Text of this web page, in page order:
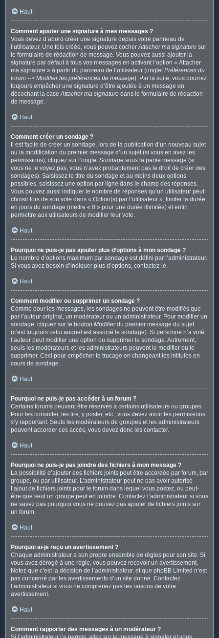
Haut
Comment ajouter une signature à mes messages ?
Vous devez d’abord créer une signature depuis votre panneau de
l’utilisateur. Une fois créée, vous pouvez cocherAttacher ma signature sur
le formulaire de rédaction de message. Vous pouvez aussi ajouter la
signature par défaut à tous vos messages en activant l’option « Attacher
ma signature » à partir du panneau de l’utilisateur (ongletPréférences du
forum --> Modifier les préférences de message). Par la suite, vous pourrez
toujours empêcher une signature d’être ajoutée à un message en
décochant la caseAttacher ma signature dans le formulaire de rédaction
de message.
Haut
Comment créer un sondage ?
Il est facile de créer un sondage, lors de la publication d’un nouveau sujet
ou la modification du premier message d’un sujet (si vous en avez les
permissions), cliquez sur l’ongletSondage sous la partie message (si
vous ne le voyez pas, vous n’avez probablement pas le droit de créer des
sondages). Saisissez le titre du sondage et au moins deux options
possibles, saisissez une option par ligne dans le champ des réponses.
Vous pouvez aussi indiquer le nombre de réponses qu’un utilisateur peut
choisir lors de son vote dans « Option(s) par l’utilisateur », limiter la durée
en jours du sondage (mettre « 0 » pour une durée illimitée) et enfin
permettre aux utilisateurs de modifier leur vote.
Haut
Pourquoi ne puis-je pas ajouter plus d’options à mon sondage ?
Le nombre d’options maximum par sondage est défini par l’administrateur.
Si vous avez besoin d’indiquer plus d’options, contactez-le.
Haut
Comment modifier ou supprimer un sondage ?
Comme pour les messages, les sondages ne peuvent être modifiés que
par l’auteur original, un modérateur ou un administrateur. Pour modifier un
sondage, cliquez sur le bouton Modifierdu premier message du sujet
(c’est toujours celui auquel est associé le sondage). Si personne n’a voté,
l’auteur peut modifier une option ou supprimer le sondage. Autrement,
seuls les modérateurs et les administrateurs peuvent le modifier ou le
supprimer. Ceci pour empêcher le trucage en changeant les intitulés en
cours de sondage.
Haut
Pourquoi ne puis-je pas accéder à un forum ?
Certains forums peuvent être réservés à certains utilisateurs ou groupes.
Pour les consulter, les lire, y poster, etc., vous devez avoir les permissions
s’y rapportant. Seuls les modérateurs de groupes et les administrateurs
peuvent accorder ces accès, vous devez donc les contacter.
Haut
Pourquoi ne puis-je pas joindre des fichiers à mon message ?
La possibilité d’ajouter des fichiers joints peut être accordée par forum, par
groupe, ou par utilisateur. L’administrateur peut ne pas avoir autorisé
l’ajout de fichiers joints pour le forum dans lequel vous postez, ou peut-
être que seul un groupe peut en joindre. Contactez l’administrateur si vous
ne savez pas pourquoi vous ne pouvez pas ajouter de fichiers joints sur
un forum.
Haut
Pourquoi ai-je reçu un avertissement ?
Chaque administrateur a son propre ensemble de règles pour son site. Si
vous avez dérogé à une règle, vous pouvez recevoir un avertissement.
Notez que c’est la décision de l’administrateur, et que phpBB Limited n’est
pas concerné par les avertissements d’un site donné. Contactez
l’administrateur si vous ne comprenez pas les raisons de votre
avertissement.
Haut
Comment rapporter des messages à un modérateur ?